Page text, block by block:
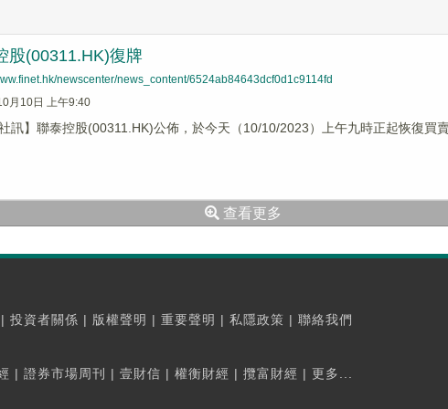
股(00311.HK)復牌
newscenter/news_content/6524ab84643dcf0d1c9114fd
月10日 上午9:40
社訊】聯泰控股(00311.HK)公佈，於今天（10/10/2023）上午九時正起恢復買
查看更多
| 投資者關係 | 版權聲明 | 重要聲明 | 私隱政策 | 聯絡我們
| 證券市場周刊 | 壹財信 | 權衡財經 | 攬富財經 | 更多...